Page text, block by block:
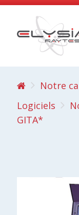
Notre
Logiciels
GITA*